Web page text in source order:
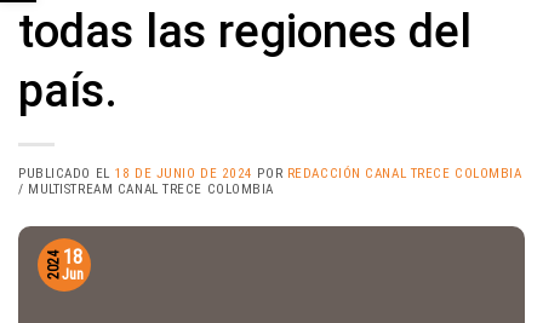
todas las regiones del
país.
PUBLICADO EL 18 DE JUNIO DE 2024 POR REDACCIÓN CANAL TRECE COLOMBIA
/ MULTISTREAM CANAL TRECE COLOMBIA
18
Jun
2024